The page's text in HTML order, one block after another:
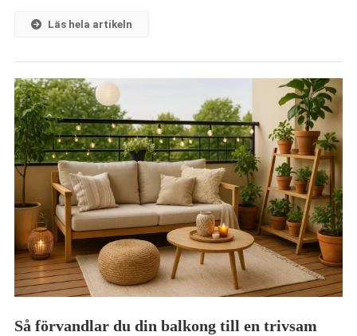
Läs hela artikeln
Så förvandlar du din balkong till en trivsam